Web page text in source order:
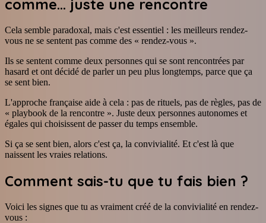
comme... juste une rencontre
Cela semble paradoxal, mais c'est essentiel : les meilleurs rendez-
vous ne se sentent pas comme des « rendez-vous ».
Ils se sentent comme deux personnes qui se sont rencontrées par
hasard et ont décidé de parler un peu plus longtemps, parce que ça
se sent bien.
L'approche française aide à cela : pas de rituels, pas de règles, pas de
« playbook de la rencontre ». Juste deux personnes autonomes et
égales qui choisissent de passer du temps ensemble.
Si ça se sent bien, alors c'est ça, la convivialité. Et c'est là que
naissent les vraies relations.
Comment sais-tu que tu fais bien ?
Voici les signes que tu as vraiment créé de la convivialité en rendez-
vous :